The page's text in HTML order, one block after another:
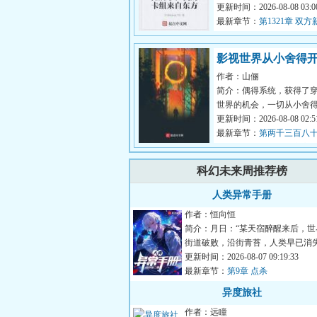
包；巨龙扩展包.......而穿
陆承身...
更新时间：2026-08-08
最新章节： 第1321章 双方
（二）
影视世界从小舍得
作者：山俪
简介：偶得系统，获得了
世界的机会，一切从小舍
（穿越以都市世界为主，
得，咱们...
更新时间：2026-08-08
最新章节： 第两千三百八
林妙妙被开除，防人之心
科幻未来周推荐榜
人类异常手册
作者：恒向恒
简介：月日：“某天宿醉醒来后，
街道破败，沿街青苔，人类早已消
只剩我一人。”月日：...
更新时间：2026-08-07 09:19:33
最新章节： 第9章 点杀
异度旅社
作者：远瞳